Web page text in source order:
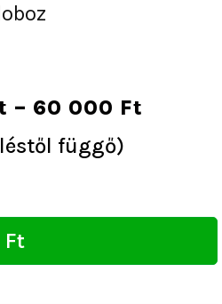
– 60 000 Ft
függő)